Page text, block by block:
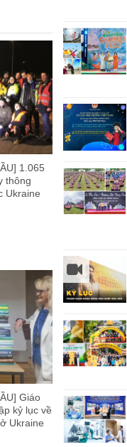
1.065
thông
Ukraine
Giáo
kỷ lục về
Ukraine